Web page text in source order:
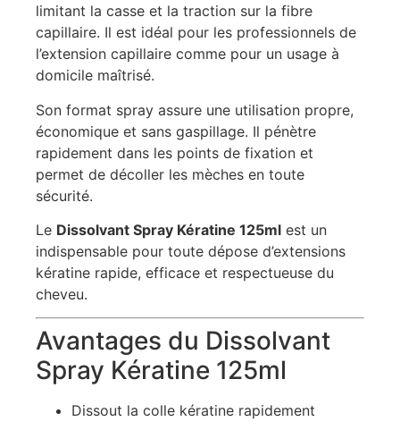
limitant la casse et la traction sur la fibre
capillaire. Il est idéal pour les professionnels de
l’extension capillaire comme pour un usage à
domicile maîtrisé.
Son format spray assure une utilisation propre,
économique et sans gaspillage. Il pénètre
rapidement dans les points de fixation et
permet de décoller les mèches en toute
sécurité.
Le Dissolvant Spray Kératine 125ml est un
indispensable pour toute dépose d’extensions
kératine rapide, efficace et respectueuse du
cheveu.
Avantages du Dissolvant
Spray Kératine 125ml
Dissout la colle kératine rapidement